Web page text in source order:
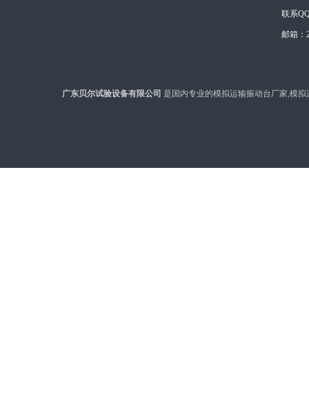
联系
邮箱：
广东贝尔试验设备有限公司 是国内专业的模拟运输振动台厂家,模